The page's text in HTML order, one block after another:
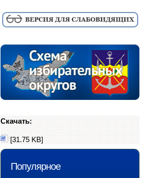
Скачать:
[31.75 KB]
Популярное